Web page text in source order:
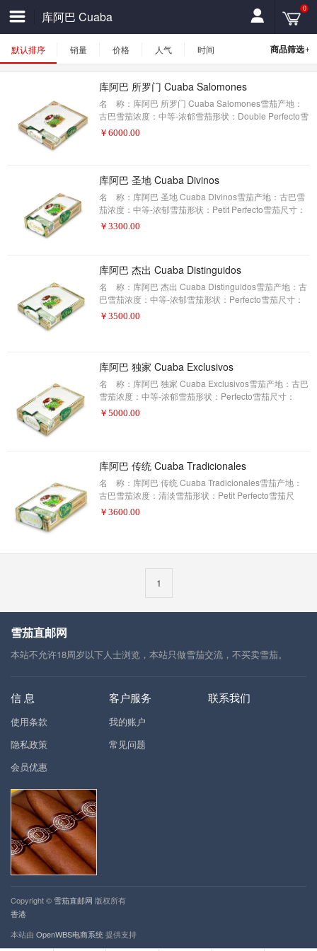
库阿巴 Cuaba
0
商品筛选+
默认排序 销量 价格 人气 时间
库阿巴 所罗门 Cuaba Salomones
名 称：库阿巴 所罗门 Cuaba Salomones雪茄产地：
古巴雪茄浓度：中等-浓郁雪茄形状：Double Perfecto雪
茄尺寸：184X57包装数量：10制作方式：手工描 述：
￥ 6000.00
库阿巴 圣地 Cuaba Divinos
名 称：库阿巴 圣地 Cuaba Divinos雪茄产地：古巴雪
茄浓度：中等-浓郁雪茄形状：Petit Perfecto雪茄尺寸：
101X42包装数量：25制作方式：手工描 述：
￥ 3300.00
库阿巴 杰出 Cuaba Distinguidos
名 称：库阿巴 杰出 Cuaba Distinguidos雪茄产地：古
巴雪茄浓度：中等-浓郁雪茄形状：Perfecto雪茄尺寸：
162X52包装数量：10制作方式：手工描 述：可可、香
￥ 3500.00
库阿巴 独家 Cuaba Exclusivos
名 称：库阿巴 独家 Cuaba Exclusivos雪茄产地：古巴
雪茄浓度：中等-浓郁雪茄形状：Perfecto雪茄尺寸：
145X42包装数量：25制作方式：手工描 述：
￥ 5000.00
库阿巴 传统 Cuaba Tradicionales
名 称：库阿巴 传统 Cuaba Tradicionales雪茄产地：
古巴雪茄浓度：清淡雪茄形状：Petit Perfecto雪茄尺
寸：120X42包装数量：25制作方式：手工描 述：
￥ 3600.00
1
雪茄直邮网
本站不允许18周岁以下人士浏览，本站只做雪茄交流，不买卖雪茄。
信 息
使用条款
隐私政策
会员优惠
客户服务
我的账户
常见问题
联系我们
Copyright © 雪茄直邮网 版权所有
香港
本站由 OpenWBS电商系统提供支持